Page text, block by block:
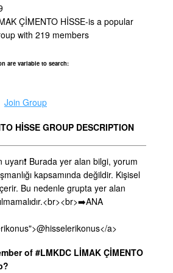
ÇİMENTO HİSSE-is a popular
with 219 members
are variable to search:
Join Group
HİSSE GROUP DESCRIPTION
uyarı❗️ Burada yer alan bilgi, yorum
kapsamında değildir. Kişisel
Bu nedenle grupta yer alan
a>
of #LMKDC LİMAK ÇİMENTO